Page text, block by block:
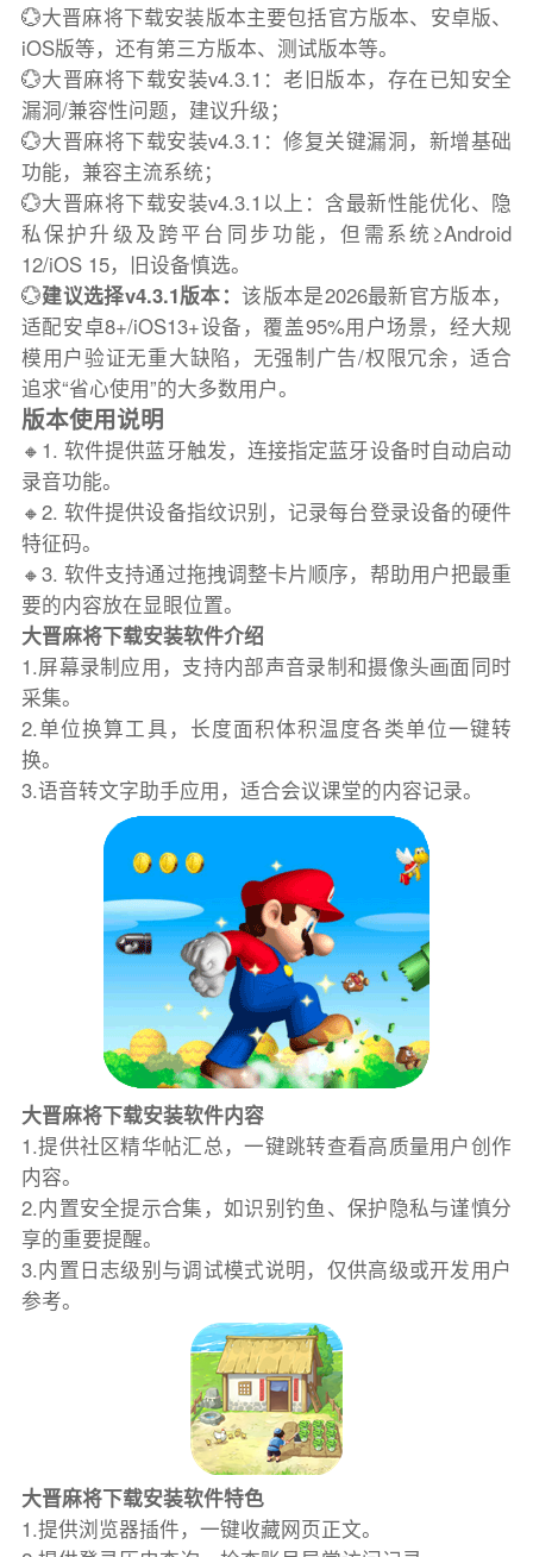
💮大晋麻将下载安装版本主要包括官方版本、安卓版、
iOS版等，还有第三方版本、测试版本等。
💮大晋麻将下载安装v4.3.1：老旧版本，存在已知安全
漏洞/兼容性问题，建议升级；
💮大晋麻将下载安装v4.3.1：修复关键漏洞，新增基础
功能，兼容主流系统；
💮大晋麻将下载安装v4.3.1以上：含最新性能优化、隐
私保护升级及跨平台同步功能，但需系统≥Android
12/iOS 15，旧设备慎选。
💮建议选择v4.3.1版本：该版本是2026最新官方版本，
适配安卓8+/iOS13+设备，覆盖95%用户场景，经大规
模用户验证无重大缺陷，无强制广告/权限冗余，适合
追求“省心使用”的大多数用户。
版本使用说明
🔸1. 软件提供蓝牙触发，连接指定蓝牙设备时自动启动
录音功能。
🔸2. 软件提供设备指纹识别，记录每台登录设备的硬件
特征码。
🔸3. 软件支持通过拖拽调整卡片顺序，帮助用户把最重
要的内容放在显眼位置。
大晋麻将下载安装软件介绍
1.屏幕录制应用，支持内部声音录制和摄像头画面同时
采集。
2.单位换算工具，长度面积体积温度各类单位一键转
换。
3.语音转文字助手应用，适合会议课堂的内容记录。
大晋麻将下载安装软件内容
1.提供社区精华帖汇总，一键跳转查看高质量用户创作
内容。
2.内置安全提示合集，如识别钓鱼、保护隐私与谨慎分
享的重要提醒。
3.内置日志级别与调试模式说明，仅供高级或开发用户
参考。
大晋麻将下载安装软件特色
1.提供浏览器插件，一键收藏网页正文。